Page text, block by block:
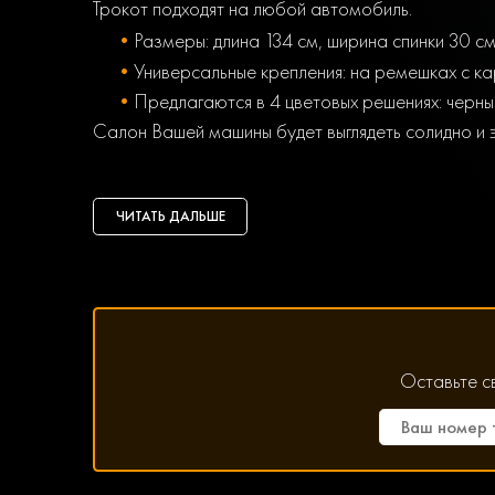
Трокот подходят на любой автомобиль.
Размеры: длина 134 см, ширина спинки 30
Универсальные крепления: на ремешках с
Предлагаются в 4 цветовых решениях:
Салон Вашей машины будет выглядеть солидно
Изделия предназначены не только для
Санитария — меховая накидка на сиденье
Усовершенствование дизайна в салоне.
Польза для здоровья — меховые чехлы на
материалов, чтобы не потела спина в
ЧИТАТЬ ДАЛЬШЕ
Оставьте